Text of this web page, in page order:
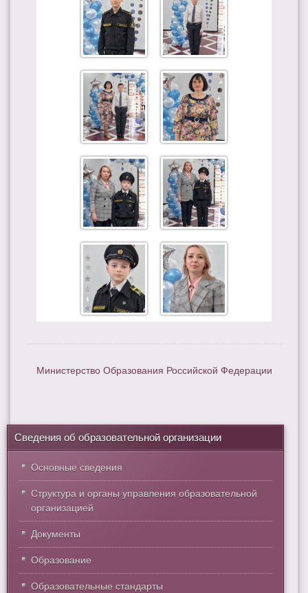
Министерство Образования Российской Федерации
Сведения об образовательной организации
Основные сведения
Структура и органы управления образовательной
организацией
Документы
Образование
Образовательные стандарты